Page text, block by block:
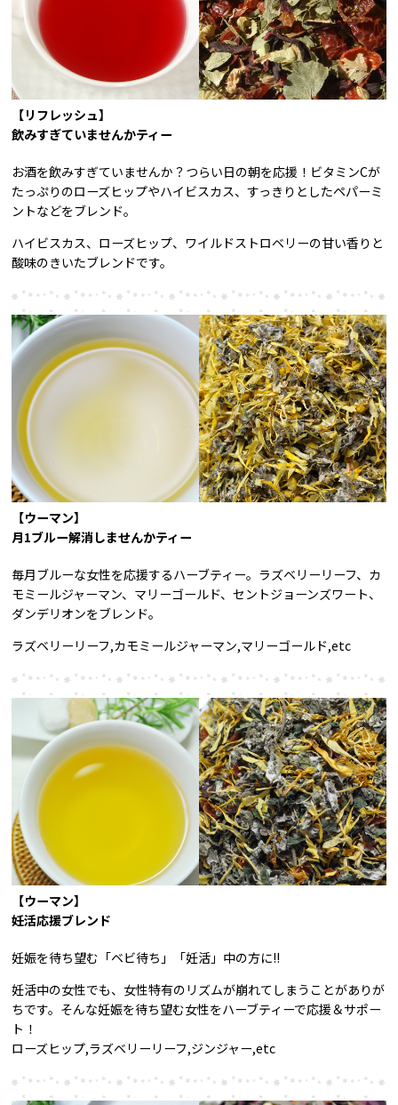
【リフレッシュ】
飲みすぎていませんかティー
お酒を飲みすぎていませんか？つらい日の朝を応援！ビタミンCが
たっぷりのローズヒップやハイビスカス、すっきりとしたペパーミ
ントなどをブレンド。
ハイビスカス、ローズヒップ、ワイルドストロベリーの甘い香りと
酸味のきいたブレンドです。
【ウーマン】
月1ブルー解消しませんかティー
毎月ブルーな女性を応援するハーブティー。ラズベリーリーフ、カ
モミールジャーマン、マリーゴールド、セントジョーンズワート、
ダンデリオンをブレンド。
ラズベリーリーフ,カモミールジャーマン,マリーゴールド,etc
【ウーマン】
妊活応援ブレンド
妊娠を待ち望む「ベビ待ち」「妊活」中の方に!!
妊活中の女性でも、女性特有のリズムが崩れてしまうことがありが
ちです。そんな妊娠を待ち望む女性をハーブティーで応援＆サポー
ト！
ローズヒップ,ラズベリーリーフ,ジンジャー,etc